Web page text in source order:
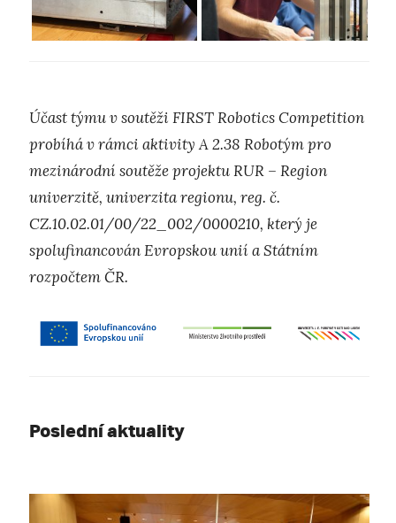
Účast týmu v soutěži FIRST Robotics Competition
probíhá v rámci aktivity A 2.38 Robotým pro
mezinárodní soutěže projektu RUR – Region
univerzitě, univerzita regionu, reg. č.
CZ.10.02.01/00/22_002/0000210, který je
spolufinancován Evropskou unií a Státním
rozpočtem ČR.
Poslední aktuality